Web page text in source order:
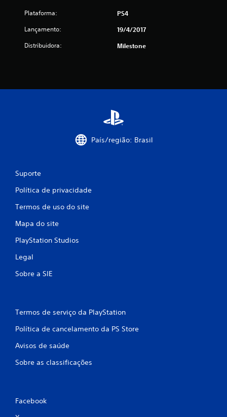
Plataforma: PS4
Lançamento: 19/4/2017
Distribuidora: Milestone
País/região: Brasil
Suporte
Política de privacidade
Termos de uso do site
Mapa do site
PlayStation Studios
Legal
Sobre a SIE
Termos de serviço da PlayStation
Política de cancelamento da PS Store
Avisos de saúde
Sobre as classificações
Facebook